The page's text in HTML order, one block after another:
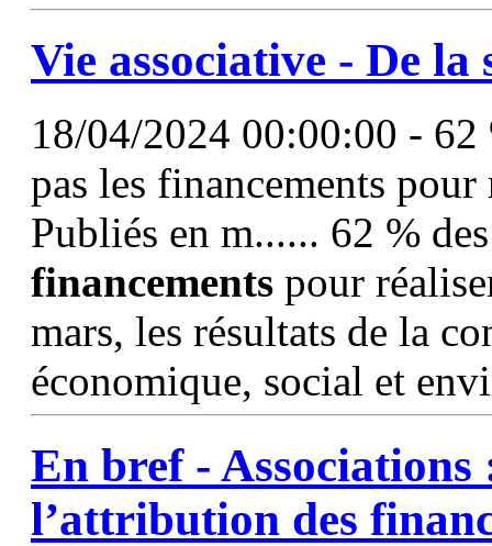
Vie associative - De la
18/04/2024 00:00:00 - 62
pas les financements
Publiés en m...... 62 %
financements pour
mars, les résultats de la
économique, social et
En bref - Associations
l’attribution des